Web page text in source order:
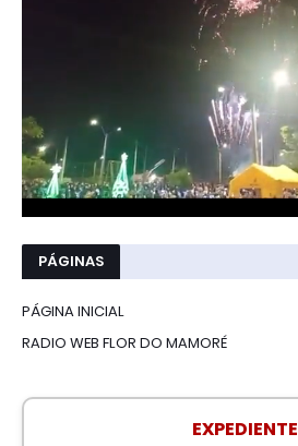
PÁGINAS
PÁGINA INICIAL
RADIO WEB FLOR DO MAMORÉ
EXPEDIENTE